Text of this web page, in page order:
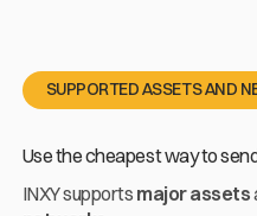
SUPPORTED ASSETS AND
Use the cheapest way to
INXY supports major assets